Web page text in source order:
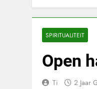
SPIRITUALITEIT
Open
Ti 2 Jaar